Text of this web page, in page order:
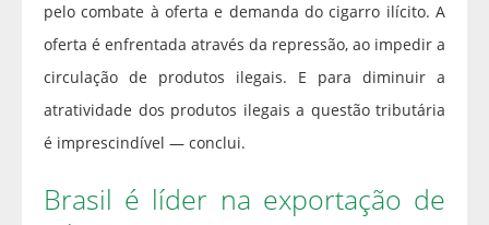
pelo combate à oferta e demanda do cigarro ilícito. A
oferta é enfrentada através da repressão, ao impedir a
circulação de produtos ilegais. E para diminuir a
atratividade dos produtos ilegais a questão tributária
é imprescindível — conclui.
Brasil é líder na exportação de